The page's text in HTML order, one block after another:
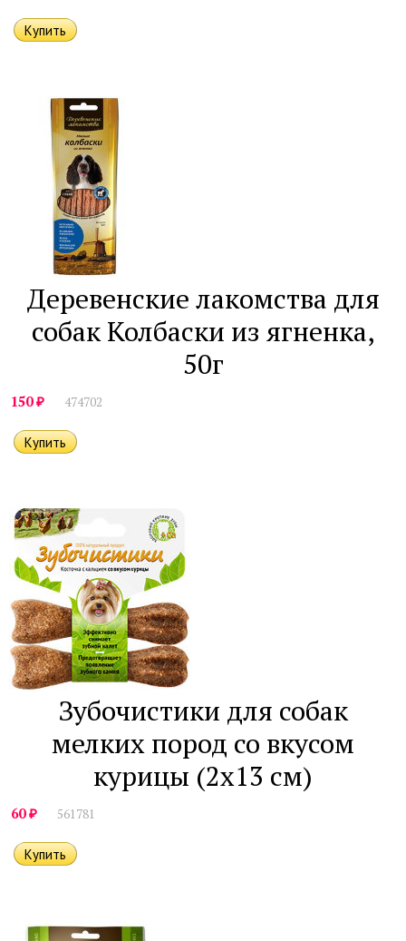
Деревенские лакомства для
собак Колбаски из ягненка,
50г
150₽ 474702
Зубочистики для собак
мелких пород со вкусом
курицы (2х13 см)
60₽ 561781